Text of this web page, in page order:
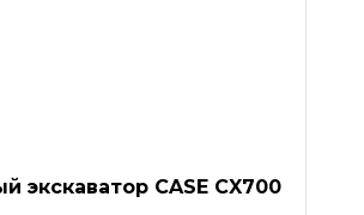
экскаватор CASE CX700